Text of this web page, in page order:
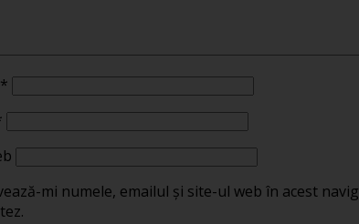
*
mi numele, emailul și site-ul web în acest